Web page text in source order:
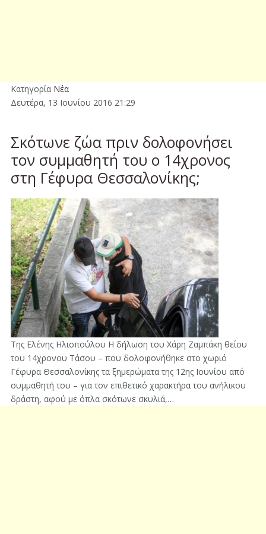
Κατηγορία Νέα
Δευτέρα, 13 Ιουνίου 2016 21:29
Σκότωνε ζώα πριν δολοφονήσει
τον συμμαθητή του ο 14χρονος
στη Γέφυρα Θεσσαλονίκης;
Της Ελένης Ηλιοπούλου Η δήλωση του Χάρη Ζαμπάκη θείου
του 14χρονου Τάσου – που δολοφονήθηκε στο χωριό
Γέφυρα Θεσσαλονίκης τα ξημερώματα της 12ης Ιουνίου από
συμμαθητή του – για τον επιθετικό χαρακτήρα του ανήλικου
δράστη, αφού με όπλα σκότωνε σκυλιά,…